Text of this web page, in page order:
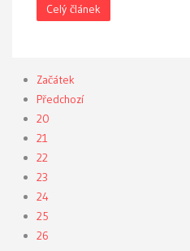
Celý článek
Začátek
Předchozí
20
21
22
23
24
25
26